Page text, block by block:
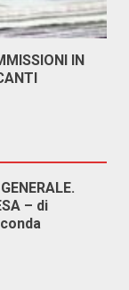
IN
– di